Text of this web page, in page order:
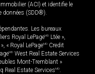
(ACI) et identifie le
données (SDD®).
Les bureaux
Royal LePageMD Ltée »,
», « Royal LePageMD Credit
MD West Real Estate Services
Mont-Tremblant »
Real Estate ServicesMD.